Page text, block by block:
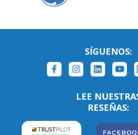
SÍGUENOS:
LEE
RESEÑAS: